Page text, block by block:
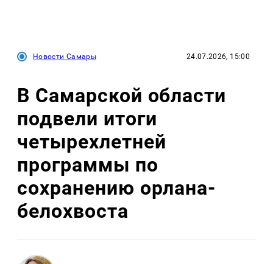
Новости Самары 24.07.2026, 15:00
В Самарской области
подвели итоги
четырехлетней
программы по
сохранению орлана-
белохвоста